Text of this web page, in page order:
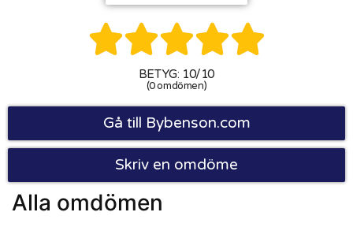

BETYG: 10/10
(0 omdömen)
Gå till Bybenson.com
Skriv en omdöme
Alla omdömen